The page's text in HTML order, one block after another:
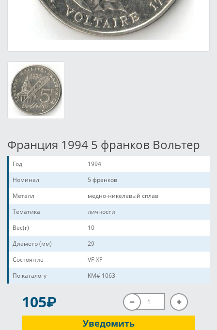
Франция 1994 5 франков Вольтер
Год
1994
Номинал
5 франков
Металл
медно-никелевый сплав
Тематика
личности
Вес(г)
10
Диаметр (мм)
29
Состояние
VF-XF
По каталогу
KM# 1063
105P
Уведомить